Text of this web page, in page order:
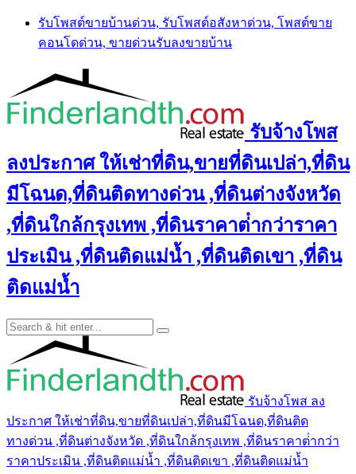
Skip
content
รับโพสต์ขายบ้านด่วน, รับโพสต์อสังหาด่วน, โพสต์ขาย
คอนโดด่วน, ขายด่วนรับลงขายบ้าน
รับจ้างโพส
ลงประกาศ ให้เช่าที่ดิน,ขายที่ดินเปล่า,ที่ดิน
มีโฉนด,ที่ดินติดทางด่วน ,ที่ดินต่างจังหวัด
,ที่ดินใกล้กรุงเทพ ,ที่ดินราคาต่ํากว่าราคา
ประเมิน ,ที่ดินติดแม่น้ำ ,ที่ดินติดเขา ,ที่ดิน
ติดแม่น้ำ
รับจ้างโพส ลง
ประกาศ ให้เช่าที่ดิน,ขายที่ดินเปล่า,ที่ดินมีโฉนด,ที่ดินติด
ทางด่วน ,ที่ดินต่างจังหวัด ,ที่ดินใกล้กรุงเทพ ,ที่ดินราคาต่ํากว่า
ราคาประเมิน ,ที่ดินติดแม่น้ำ ,ที่ดินติดเขา ,ที่ดินติดแม่น้ำ